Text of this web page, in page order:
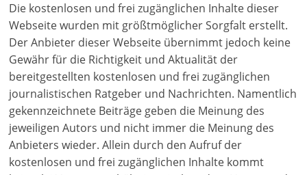
Die kostenlosen und frei zugänglichen Inhalte dieser
Webseite wurden mit größtmöglicher Sorgfalt erstellt.
Der Anbieter dieser Webseite übernimmt jedoch keine
Gewähr für die Richtigkeit und Aktualität der
bereitgestellten kostenlosen und frei zugänglichen
journalistischen Ratgeber und Nachrichten. Namentlich
gekennzeichnete Beiträge geben die Meinung des
jeweiligen Autors und nicht immer die Meinung des
Anbieters wieder. Allein durch den Aufruf der
kostenlosen und frei zugänglichen Inhalte kommt